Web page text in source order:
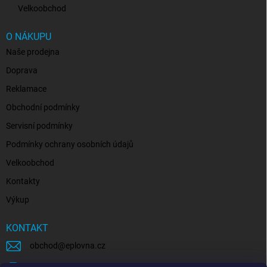
Velkoobchod
O NÁKUPU
Naše prodejna
Doprava
Reklamace
Obchodní podmínky
Servisní podmínky
Podmínky ochrany osobních údajů
Velkoobchod
Kontakty
Výkup
KONTAKT
obchod @eplovna.cz